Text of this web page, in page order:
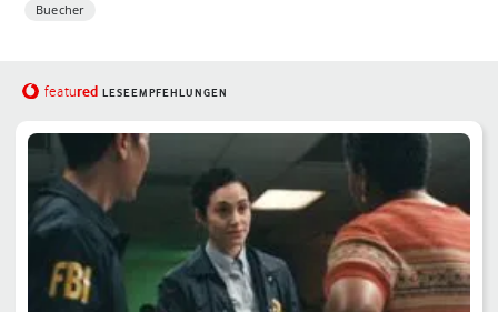
Buecher
featured LESEEMPFEHLUNGEN